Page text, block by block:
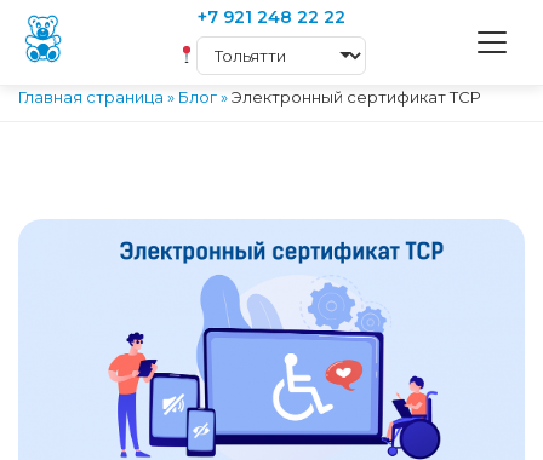
+7 921 248 22 22
Главная страница » Блог»Электронный сертификат ТСР